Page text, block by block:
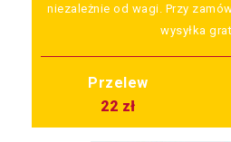
niezależnie od wagi. Przy
wysyłka
Przelew
22 zł